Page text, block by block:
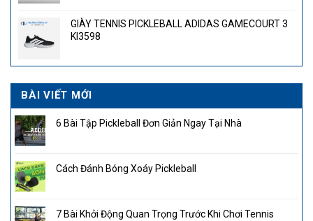
4.300.000₫.là:
GIÀY TENNIS PICKLEBALL ADIDAS GAMECOURT 3
KI3598
BÀI VIẾT MỚI
6 Bài Tập Pickleball Đơn Giản Ngay Tại Nhà
Cách Đánh Bóng Xoáy Pickleball
7 Bài Khởi Động Quan Trọng Trước Khi Chơi Tennis